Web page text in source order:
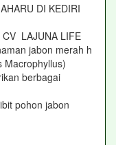
DI KEDIRI
LAJUNA LIFE
jabon merah h
berbagai
pohon jabon